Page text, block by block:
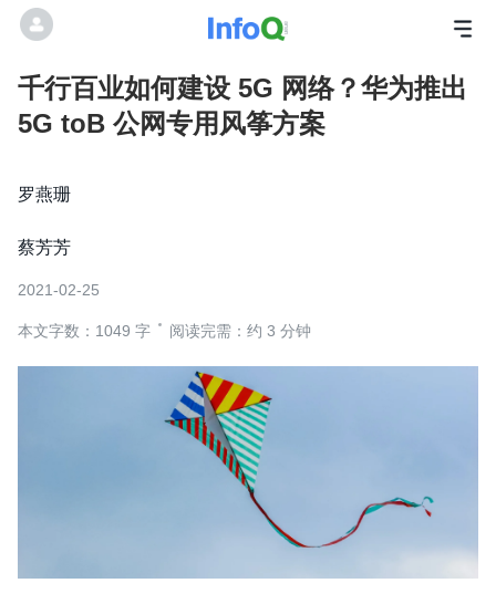
千行百业如何建设 5G 网络？华为推出
5G toB 公网专用风筝方案
罗燕珊
蔡芳芳
2021-02-25
本文字数：1049 字 阅读完需：约 3 分钟